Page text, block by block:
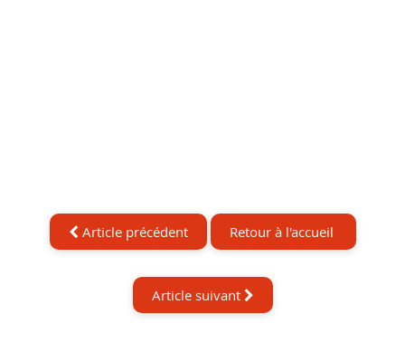
Article précédent Retour à l'accueil
Article suivant